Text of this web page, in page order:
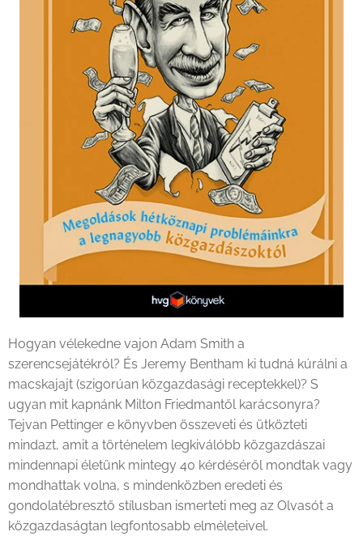
Hogyan vélekedne vajon Adam Smith a
szerencsejátékról? És Jeremy Bentham ki tudná kúrálni a
macskajajt (szigorúan közgazdasági receptekkel)? S
ugyan mit kapnánk Milton Friedmantől karácsonyra?
Tejvan Pettinger e könyvben összeveti és ütközteti
mindazt, amit a történelem legkiválóbb közgazdászai
mindennapi életünk mintegy 40 kérdéséről mondtak vagy
mondhattak volna, s mindenközben eredeti és
gondolatébresztő stílusban ismerteti meg az Olvasót a
közgazdaságtan legfontosabb elméleteivel.